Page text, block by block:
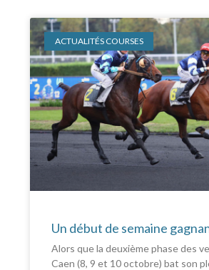
ACTUALITÉS COURSES
Un début de semaine
Alors que la deuxième phase des
Caen (8, 9 et 10 octobre) bat son